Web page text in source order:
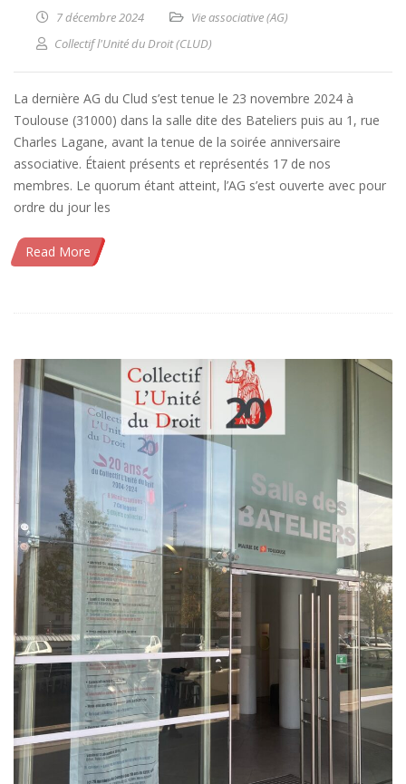
7 décembre 2024
Vie associative (AG)
Collectif l'Unité du Droit (CLUD)
La dernière AG du Clud s’est tenue le 23 novembre 2024 à
Toulouse (31000) dans la salle dite des Bateliers puis au 1, rue
Charles Lagane, avant la tenue de la soirée anniversaire
associative. Étaient présents et représentés 17 de nos
membres. Le quorum étant atteint, l’AG s’est ouverte avec pour
ordre du jour les
Read More